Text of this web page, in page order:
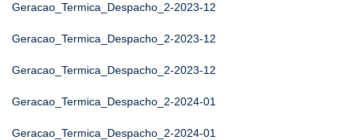
Geracao_Termica_Despacho_2-2023-12
Geracao_Termica_Despacho_2-2023-12
Geracao_Termica_Despacho_2-2023-12
Geracao_Termica_Despacho_2-2024-01
Geracao_Termica_Despacho_2-2024-01